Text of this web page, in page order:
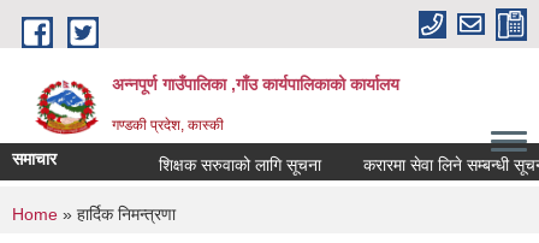
Skip to main content
अन्नपूर्ण गाउँपालिका ,गाँउ कार्यपालिकाको कार्यालय
गण्डकी प्रदेश, कास्की
समाचार शिक्षक सरुवाको लागि सूचना करारमा सेवा लिने सम्बन्धी सूचना ।
You are here
Home » हार्दिक निमन्त्रणा